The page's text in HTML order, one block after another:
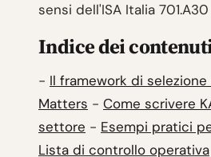
sensi dell'ISA Italia 701.A30
Indice dei
- Il framework di
Matters - Come scrivere
settore - Esempi pratici
Lista di controllo operativa